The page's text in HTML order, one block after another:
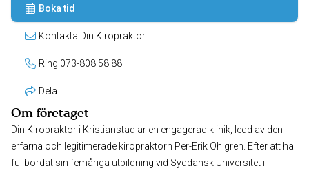
Boka tid
Kontakta Din Kiropraktor
Ring 073-808 58 88
Dela
Om företaget
Din Kiropraktor i Kristianstad är en engagerad klinik, ledd av den
erfarna och legitimerade kiropraktorn Per-Erik Ohlgren. Efter att ha
fullbordat sin femåriga utbildning vid Syddansk Universitet i